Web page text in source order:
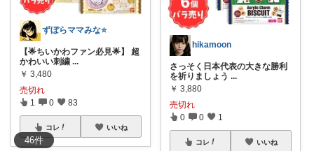
46件
ずぼらママみな⭐️
【🌟ちいかわファン必見🌟】 超
かわいい刺繍 ...
￥ 3,480
売切れ
1 0 83
コレ いいね
hikamoon
さっそく日本代表の大きな勝利
を祈りましょう ...
￥ 3,880
売切れ
0 0 1
コレ いいね